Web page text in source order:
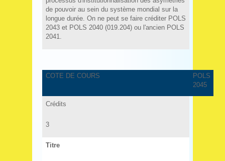
de pouvoir au sein du système mondial sur la
longue durée. On ne peut se faire créditer POLS
2043 et POLS 2040 (019.204) ou l'ancien POLS
2041.
COTE DE COURS
POLS
2045
Crédits
3
Titre